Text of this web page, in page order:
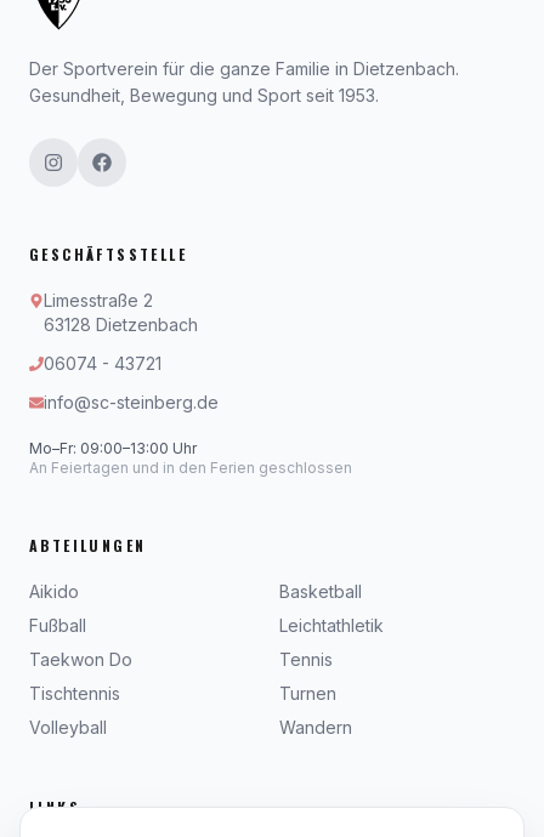
Der Sportverein für die ganze Familie in Dietzenbach.
Gesundheit, Bewegung und Sport seit 1953.
GESCHÄFTSSTELLE
Limesstraße 2
63128 Dietzenbach
06074 - 43721
info@sc-steinberg.de
Mo–Fr: 09:00–13:00 Uhr
An Feiertagen und in den Ferien geschlossen
ABTEILUNGEN
Aikido
Basketball
Fußball
Leichtathletik
Taekwon Do
Tennis
Tischtennis
Turnen
Volleyball
Wandern
LINKS